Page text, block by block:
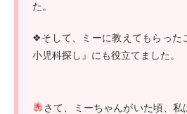
た。
❖そして、ミーに教えてもらった
小児科探し』にも役立てました。
さて、ミーちゃんがいた頃、私